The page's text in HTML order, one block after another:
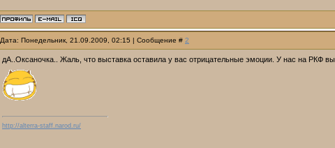
Дата: Понедельник, 21.09.2009, 02:15 | Сообщение # 2
дА..Оксаночка.. Жаль, что выставка оставила у вас отрицательные эмоции. У нас на РКФ
http://alterra-staff.narod.ru/